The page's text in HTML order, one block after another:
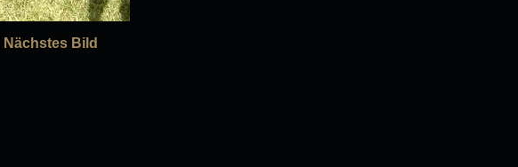
Nächstes Bild